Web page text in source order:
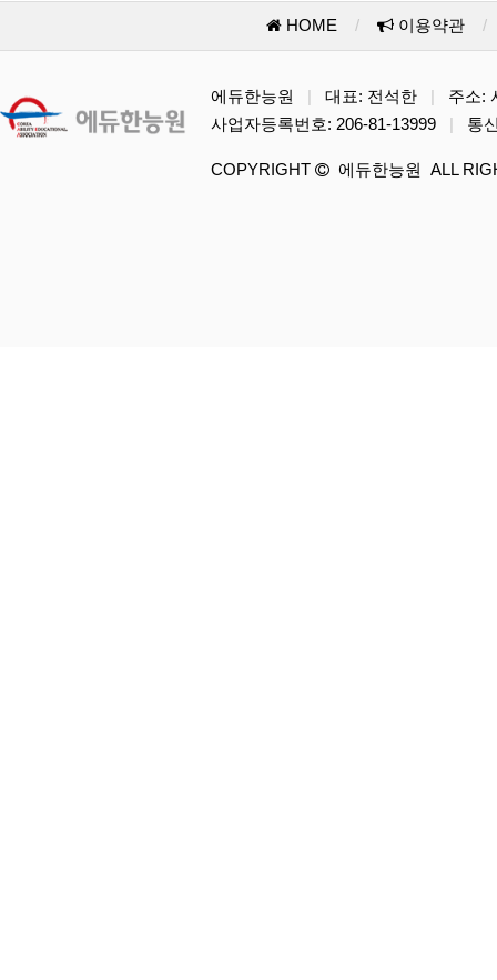
HOME / 이용약관 /
에듀한능원 대표: 전석한
주소:
사업자등록번호: 206-81-13999
통
COPYRIGHT 에듀한능원 ALL